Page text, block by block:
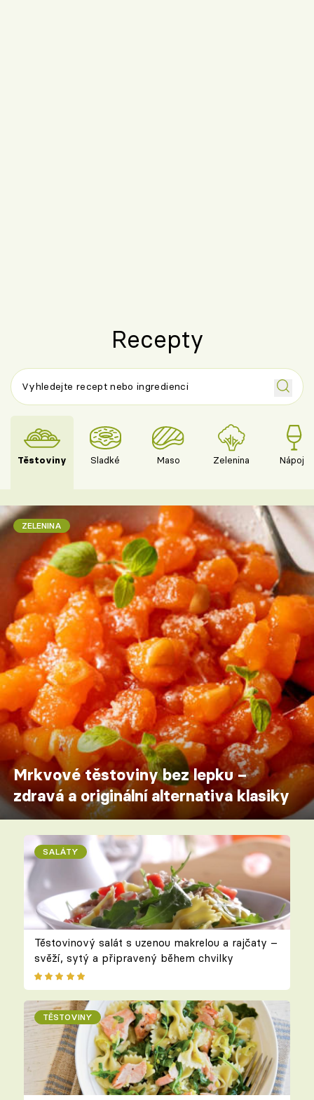
Recepty
Těstoviny Sladké Maso Zelenina Nápoje
ZELENINA
Mrkvové těstoviny bez lepku –
zdravá a originální alternativa klasiky
SALÁTY
Těstovinový salát s uzenou makrelou a rajčaty –
svěží, sytý a připravený během chvilky
TĚSTOVINY